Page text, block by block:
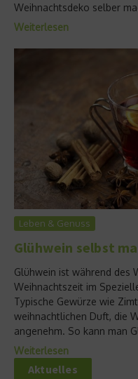
Weihnachtsdeko selber
Weiterlesen
Leben & Genuss
Glühwein selbst
Glühwein ist während des
Weihnachtszeit im
Typische Gewürze wie
weihnachtlichen Duft, die
angenehm. So kann man
Weiterlesen
Aktuelles